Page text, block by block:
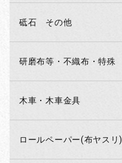
砥石 その他
研磨布等・不織布・特殊
木車・木車金具
ロールペーパー(布ヤスリ)